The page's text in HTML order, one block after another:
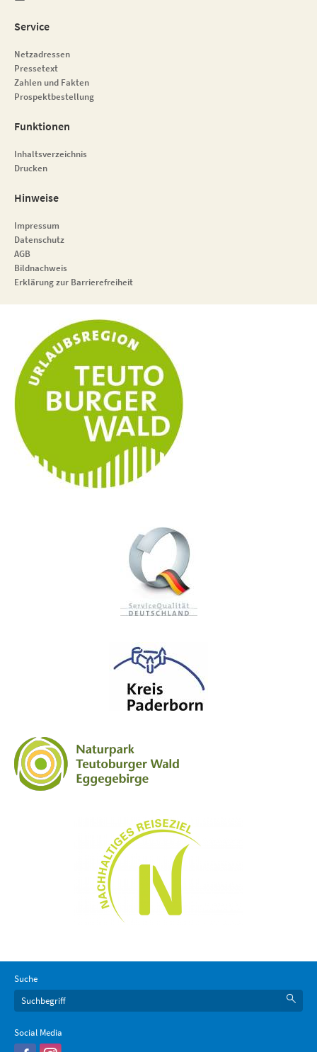
Service
Netzadressen
Pressetext
Zahlen und Fakten
Prospektbestellung
Funktionen
Inhaltsverzeichnis
Drucken
Hinweise
Impressum
Datenschutz
AGB
Bildnachweis
Erklärung zur Barrierefreiheit
Suche
Social Media